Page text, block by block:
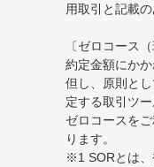
用取引と記載
〔ゼロコース
約定金額にか
但し、原則と
定する取引ツ
ゼロコースを
ります。
※1 SORとは、